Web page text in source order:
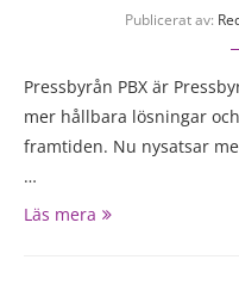
Publicerat av:
Pressbyrån PBX är
mer hållbara lösningar
framtiden. Nu nysatsar
…
Läs mera